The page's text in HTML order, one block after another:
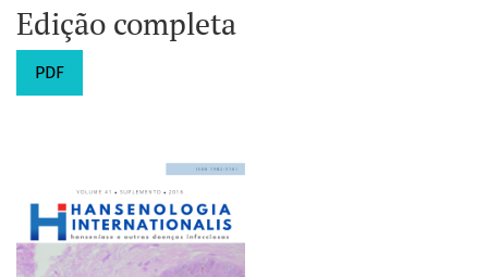
Edição completa
PDF